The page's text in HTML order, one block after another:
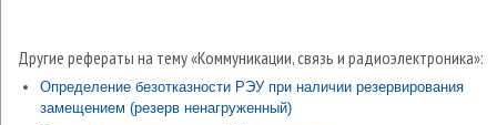
Другие рефераты на тему «Коммуникации, связь и радиоэлектроника»:
Определение безотказности РЭУ при наличии резервирования
замещением (резерв ненагруженный)